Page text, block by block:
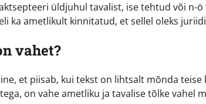
üldjuhul tavalist, ise tehtud või n-ö
ka ametlikult kinnitatud, et sellel oleks
vahet?
et piisab, kui tekst on lihtsalt mõnda teise
on vahe ametliku ja tavalise tõlke vahel